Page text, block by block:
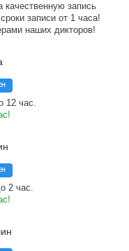
запись
записи от 1 часа!
наших дикторов!
12 час.
2 час.